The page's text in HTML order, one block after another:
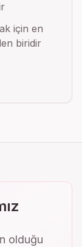
için en
biridir
olduğu